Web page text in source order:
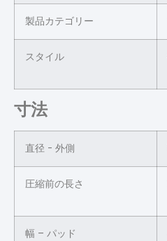
製品カテゴリー
スタイル
寸法
直径 - 外側
圧縮前の長さ
幅 – パッド